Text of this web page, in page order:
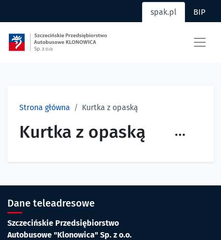
Przejdź do głównej treści
Przejdź do menu witryny
spak.pl BIP
Strona główna Kurtka z opaską
Kurtka z opaską
Dane teleadresowe
Szczecińskie Przedsiębiorstwo
Autobusowe "Klonowica" Sp. z o.o.